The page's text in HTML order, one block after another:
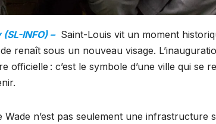
INFO) – Saint-Louis vit un moment
renaît sous un nouveau visage.
officielle : c’est le symbole d’une ville qui se
Wade n’est pas seulement une infrastructure